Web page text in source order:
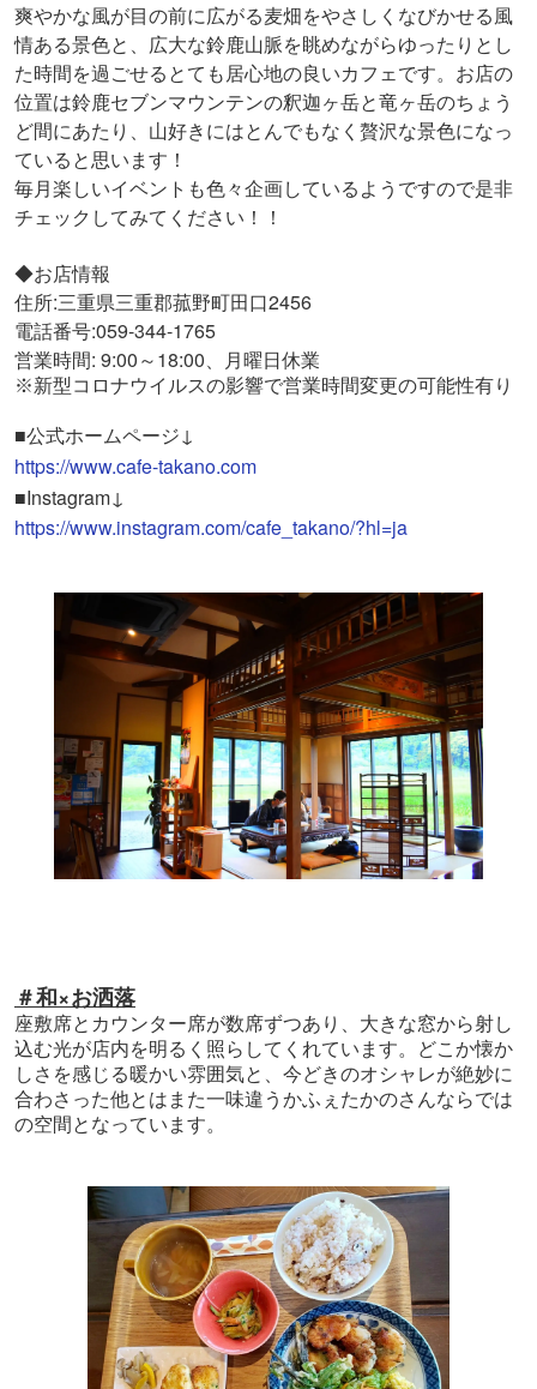
爽やかな風が目の前に広がる麦畑をやさしくなびかせる風
情ある景色と、広大な鈴鹿山脈を眺めながらゆったりとし
た時間を過ごせるとても居心地の良いカフェです。お店の
位置は鈴鹿セブンマウンテンの釈迦ヶ岳と竜ヶ岳のちょう
ど間にあたり、山好きにはとんでもなく贅沢な景色になっ
ていると思います！
毎月楽しいイベントも色々企画しているようですので是非
チェックしてみてください！！
◆お店情報
住所:三重県三重郡菰野町田口2456
電話番号:059-344-1765
営業時間: 9:00～18:00、月曜日休業
※新型コロナウイルスの影響で営業時間変更の可能性有り
■公式ホームページ↓
https://www.cafe-takano.com
■Instagram↓
https://www.instagram.com/cafe_takano/?hl=ja
＃和×お洒落
座敷席とカウンター席が数席ずつあり、大きな窓から射し
込む光が店内を明るく照らしてくれています。どこか懐か
しさを感じる暖かい雰囲気と、今どきのオシャレが絶妙に
合わさった他とはまた一味違うかふぇたかのさんならでは
の空間となっています。